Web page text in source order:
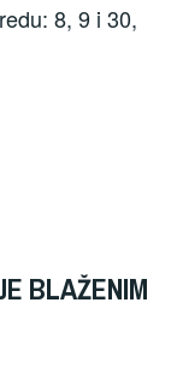
8, 9 i 30,
BLAŽENIM